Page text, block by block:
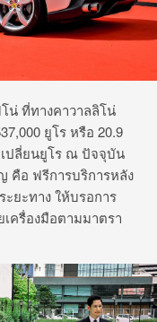
น่ ที่ทางคาวาลลิโน่
ยูโร หรือ 20.9
ปลี่ยนยูโร ณ ปัจจุบัน
คือ ฟรีการบริการหลัง
ยะทาง ให้บรอการ
ครื่องมือตามมาตรา